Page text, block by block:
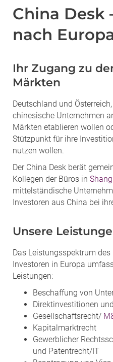
China Desk
nach
Ihr Zugang zu
Märkten
Deutschland und
chinesische Unternehmen
Märkten etablieren wollen
Stützpunkt für ihre
nutzen wollen.
Der China Desk berät
Kollegen der Büros in
mittelständische
Investoren aus China bei
Unsere
Das Leistungsspektrum
Investoren in Europa
Leistungen:
Beschaffung von
Direktinvestitionen
Gesellschaftsrecht/
Kapitalmarktrecht
Gewerblicher
und Patentrecht/IT